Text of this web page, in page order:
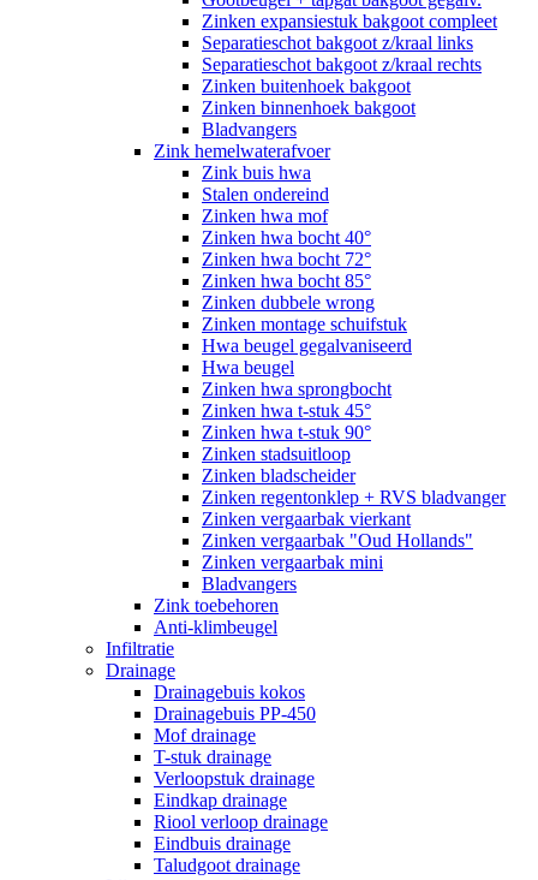
Zinken expansiestuk bakgoot compleet
Separatieschot bakgoot z/kraal links
Separatieschot bakgoot z/kraal rechts
Zinken buitenhoek bakgoot
Zinken binnenhoek bakgoot
Bladvangers
Zink hemelwaterafvoer
Zink buis hwa
Stalen ondereind
Zinken hwa mof
Zinken hwa bocht 40°
Zinken hwa bocht 72°
Zinken hwa bocht 85°
Zinken dubbele wrong
Zinken montage schuifstuk
Hwa beugel gegalvaniseerd
Hwa beugel
Zinken hwa sprongbocht
Zinken hwa t-stuk 45°
Zinken hwa t-stuk 90°
Zinken stadsuitloop
Zinken bladscheider
Zinken regentonklep + RVS bladvanger
Zinken vergaarbak vierkant
Zinken vergaarbak "Oud Hollands"
Zinken vergaarbak mini
Bladvangers
Zink toebehoren
Anti-klimbeugel
Infiltratie
Drainage
Drainagebuis kokos
Drainagebuis PP-450
Mof drainage
T-stuk drainage
Verloopstuk drainage
Eindkap drainage
Riool verloop drainage
Eindbuis drainage
Taludgoot drainage